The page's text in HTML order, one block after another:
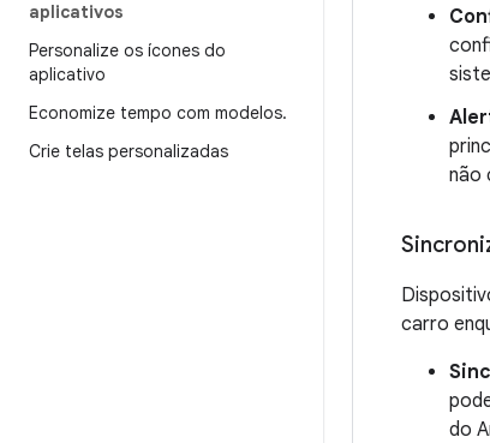
aplicativos
Personalize os ícones do
aplicativo
Economize tempo com modelos.
Crie telas personalizadas
não
carro
do